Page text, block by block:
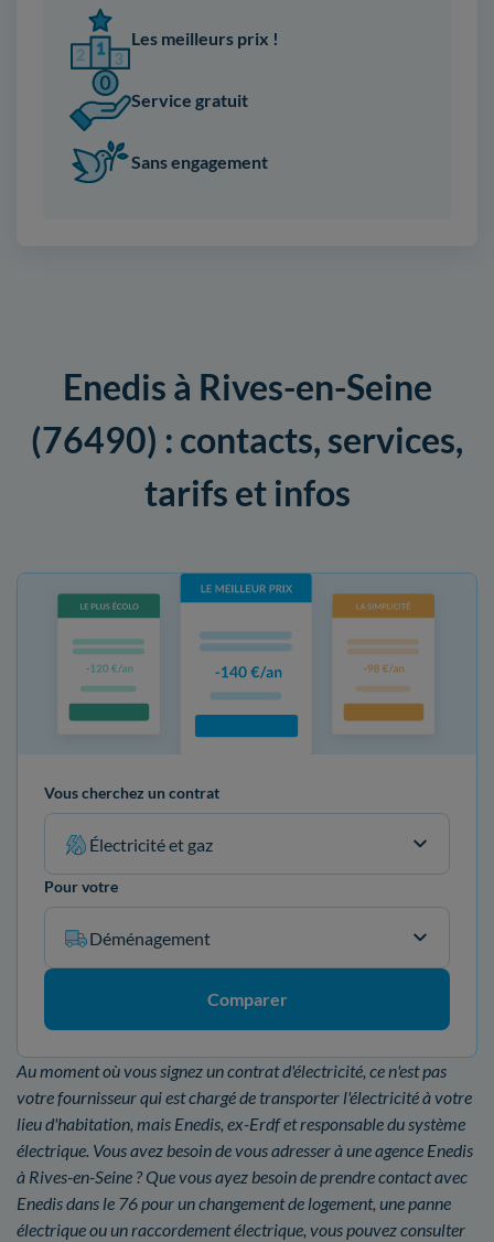
Les meilleurs prix !
Service gratuit
Sans engagement
Enedis à Rives-en-Seine
(76490) : contacts, services,
tarifs et infos
Vous cherchez un contrat
Électricité et gaz
Pour votre
Déménagement
Comparer
Au moment où vous signez un contrat d'électricité, ce n'est pas
votre fournisseur qui est chargé de transporter l'électricité à votre
lieu d'habitation, mais Enedis, ex-Erdf et responsable du système
électrique. Vous avez besoin de vous adresser à une agence Enedis
à Rives-en-Seine ? Que vous ayez besoin de prendre contact avec
Enedis dans le 76 pour un changement de logement, une panne
électrique ou un raccordement électrique, vous pouvez consulter